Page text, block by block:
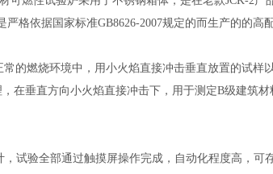
严格依据国家标准GB8626-2007规定的而生产的的高
燃烧环境中，用小火焰直接冲击垂直放置的试样
在垂直方向小火焰直接冲击下，用于测定B级建筑
，试验全部通过触摸屏操作完成，自动化程度高，